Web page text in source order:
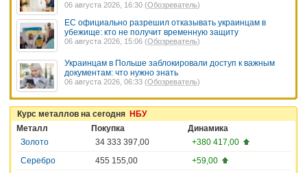
06 августа 2026, 16:30 (Обозреватель)
ЕС официально разрешил отказывать украинцам в
убежище: кто не получит временную защиту
06 августа 2026, 15:06 (Обозреватель)
Украинцам в Польше заблокировали доступ к важным
документам: что нужно знать
06 августа 2026, 06:33 (Обозреватель)
Курс металлов на сегодня НБУ
Металл
Покупка
Динамика
Золото
34 333 397,00
+380 417,00
Серебро
455 155,00
+59,00